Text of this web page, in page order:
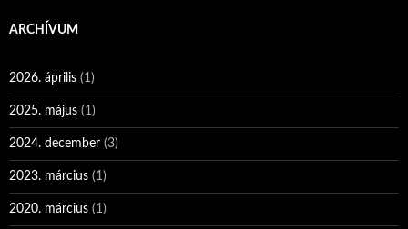
ARCHÍVUM
2026. április (1)
2025. május (1)
2024. december (3)
2023. március (1)
2020. március (1)